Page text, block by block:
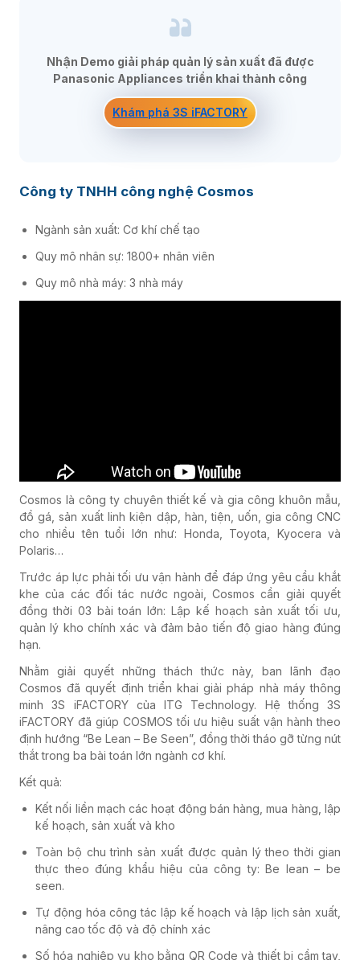
Nhận Demo giải pháp quản lý sản xuất đã được
Panasonic Appliances triển khai thành công
Khám phá 3S iFACTORY
Công ty TNHH công nghệ Cosmos
Ngành sản xuất: Cơ khí chế tạo
Quy mô nhân sự: 1800+ nhân viên
Quy mô nhà máy: 3 nhà máy
Cosmos là công ty chuyên thiết kế và gia công khuôn mẫu,
đồ gá, sản xuất linh kiện dập, hàn, tiện, uốn, gia công CNC
cho nhiều tên tuổi lớn như: Honda, Toyota, Kyocera và
Polaris…
Trước áp lực phải tối ưu vận hành để đáp ứng yêu cầu khắt
khe của các đối tác nước ngoài, Cosmos cần giải quyết
đồng thời 03 bài toán lớn: Lập kế hoạch sản xuất tối ưu,
quản lý kho chính xác và đảm bảo tiến độ giao hàng đúng
hạn.
Nhằm giải quyết những thách thức này, ban lãnh đạo
Cosmos đã quyết định triển khai giải pháp nhà máy thông
minh 3S iFACTORY của ITG Technology. Hệ thống 3S
iFACTORY đã giúp COSMOS tối ưu hiệu suất vận hành theo
định hướng “Be Lean – Be Seen”, đồng thời tháo gỡ từng nút
thắt trong ba bài toán lớn ngành cơ khí.
Kết quả:
Kết nối liền mạch các hoạt động bán hàng, mua hàng, lập
kế hoạch, sản xuất và kho
Toàn bộ chu trình sản xuất được quản lý theo thời gian
thực theo đúng khẩu hiệu của công ty: Be lean – be
seen.
Tự động hóa công tác lập kế hoạch và lập lịch sản xuất,
nâng cao tốc độ và độ chính xác
Số hóa nghiệp vụ kho bằng QR Code và thiết bị cầm tay,